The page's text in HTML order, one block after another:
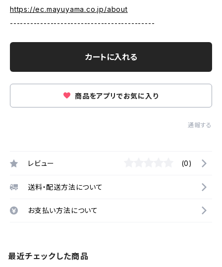
https://ec.mayuyama.co.jp/about
-------------------------------------------
カートに入れる
商品をアプリでお気に入り
通報する
レビュー (0)
送料・配送方法について
お支払い方法について
最近チェックした商品